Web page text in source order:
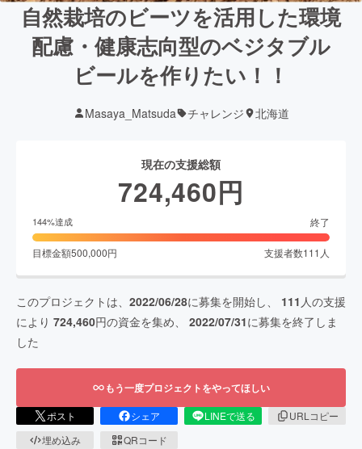
自然栽培のビーツを活用した環境
配慮・健康志向型のベジタブル
ビールを作りたい！！
Masaya_Matsuda チャレンジ 北海道
現在の支援総額
724,460円
144%達成 終了
目標金額500,000円 支援者数111 人
このプロジェクトは、 2022/06/28に募集を開始し、 111 人の支援
により 724,460円の資金を集め、 2022/07/31に募集を終了しま
した
もう一度プロジェクトをやってほしい
ポスト シェア LINEで送る
URLコピー
埋め込み
QRコード